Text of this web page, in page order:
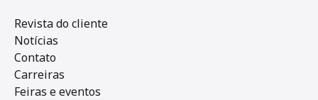
Revista do cliente
Notícias
Contato
Carreiras
Feiras e eventos